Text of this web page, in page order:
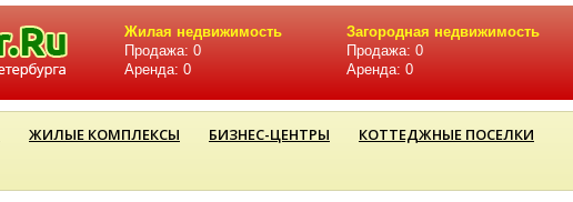
Жилая недвижимость
Продажа: 0
Аренда: 0
Загородная недвижимость
Продажа: 0
Аренда: 0
ЖИЛЫЕ КОМПЛЕКСЫ БИЗНЕС-ЦЕНТРЫ
КОТТЕДЖНЫЕ ПОСЕЛКИ